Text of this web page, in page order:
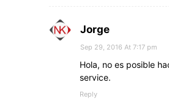
Jorge
Sep 29, 2016 At 7:17 pm
Hola, no es posible
service.
Reply